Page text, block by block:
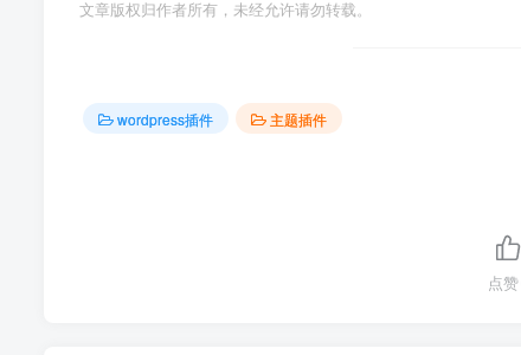
文章版权归作者所有，未经允许请勿转载。
wordpress插件 主题插件
点赞